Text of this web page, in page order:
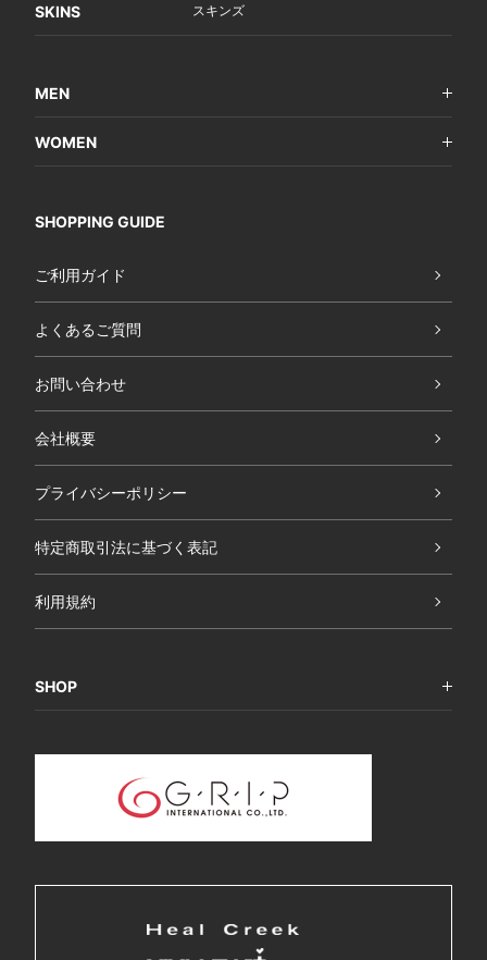
SKINS スキンズ
MEN
WOMEN
SHOPPING GUIDE
ご利用ガイド
よくあるご質問
お問い合わせ
会社概要
プライバシーポリシー
特定商取引法に基づく表記
利用規約
SHOP